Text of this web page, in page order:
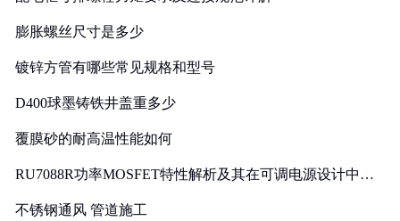
膨胀螺丝尺寸是多少
镀锌方管有哪些常见规格和型号
D400球墨铸铁井盖重多少
覆膜砂的耐高温性能如何
RU7088R功率MOSFET特性解析及其在可调电源设计中的
不锈钢通风 管道施工